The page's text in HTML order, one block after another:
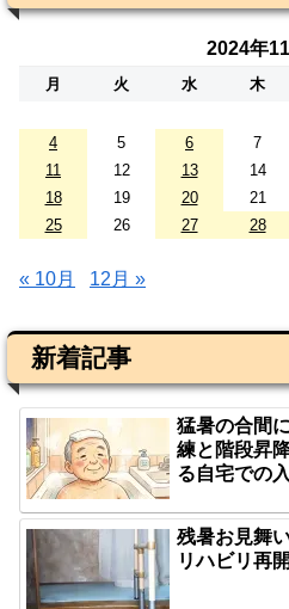
2024年
月 火 水 木
4
5 6 7
11
12 13 14
18
19 20 21
25
26 27 28
« 10月 12月 »
新着記事
猛暑の合間
練と階段昇
る自宅での
残暑お見舞
リハビリ再